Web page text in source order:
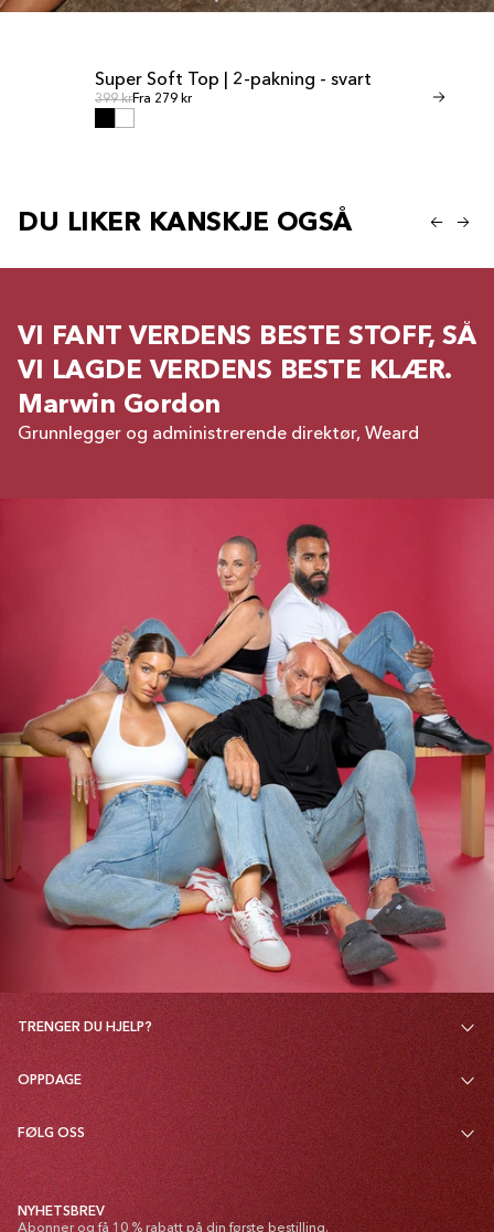
SALG
Super Soft Top | 2-pakning - svart
Ordinær pris
399 krOrdinær pris
Fra 279 kr Ordinær pris
349 krFra 245
DU LIKER KANSKJE OGSÅ
VI FANT VERDENS BESTE STOFF, SÅ
VI LAGDE VERDENS BESTE KLÆR.
Marwin Gordon
Grunnlegger og administrerende direktør, Weard
TRENGER DU HJELP?
OPPDAGE
FØLG OSS
NYHETSBREV
Abonner og få 10 % rabatt på din første bestilling.